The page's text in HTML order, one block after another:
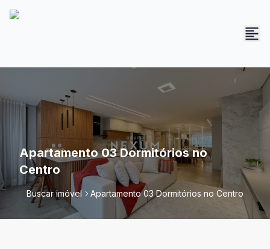
Apartamento 03 Dormitórios no
Centro
Buscar imóvel Apartamento 03 Dormitórios no Centro